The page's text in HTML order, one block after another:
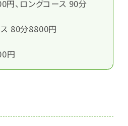
、ロングコース 90分
80分8800円
円